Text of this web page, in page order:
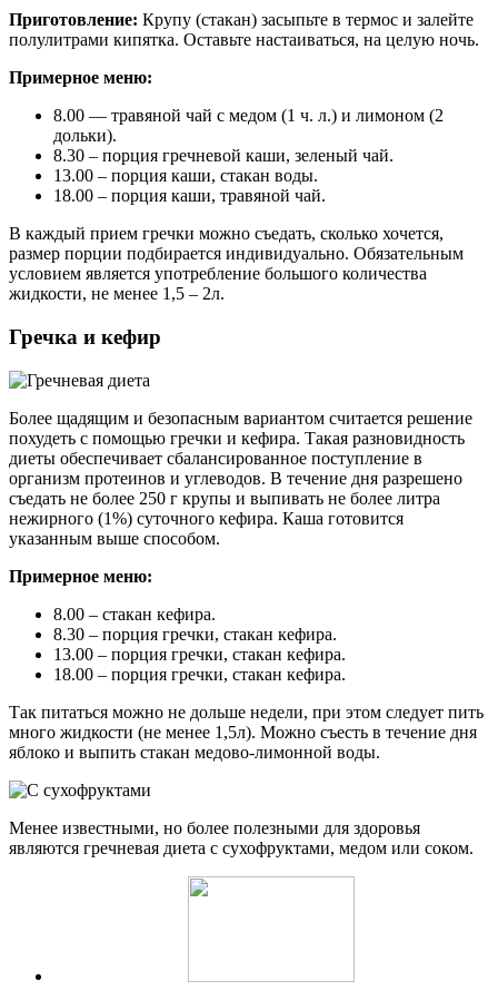
Приготовление: Крупу (стакан) засыпьте в термос и залейте
полулитрами кипятка. Оставьте настаиваться, на целую ночь.
Примерное меню:
8.00 — травяной чай с медом (1 ч. л.) и лимоном (2
дольки).
8.30 – порция гречневой каши, зеленый чай.
13.00 – порция каши, стакан воды.
18.00 – порция каши, травяной чай.
В каждый прием гречки можно съедать, сколько хочется,
размер порции подбирается индивидуально. Обязательным
условием является употребление большого количества
жидкости, не менее 1,5 – 2л.
Гречка и кефир
Более щадящим и безопасным вариантом считается решение
похудеть с помощью гречки и кефира. Такая разновидность
диеты обеспечивает сбалансированное поступление в
организм протеинов и углеводов. В течение дня разрешено
съедать не более 250 г крупы и выпивать не более литра
нежирного (1%) суточного кефира. Каша готовится
указанным выше способом.
Примерное меню:
8.00 – стакан кефира.
8.30 – порция гречки, стакан кефира.
13.00 – порция гречки, стакан кефира.
18.00 – порция гречки, стакан кефира.
Так питаться можно не дольше недели, при этом следует пить
много жидкости (не менее 1,5л). Можно съесть в течение дня
яблоко и выпить стакан медово-лимонной воды.
Менее известными, но более полезными для здоровья
являются гречневая диета с сухофруктами, медом или соком.